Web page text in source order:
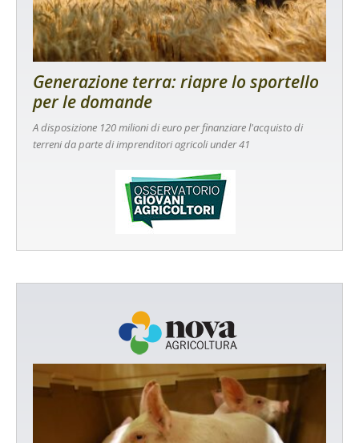
Generazione terra: riapre lo sportello
per le domande
A disposizione 120 milioni di euro per finanziare l'acquisto di
terreni da parte di imprenditori agricoli under 41